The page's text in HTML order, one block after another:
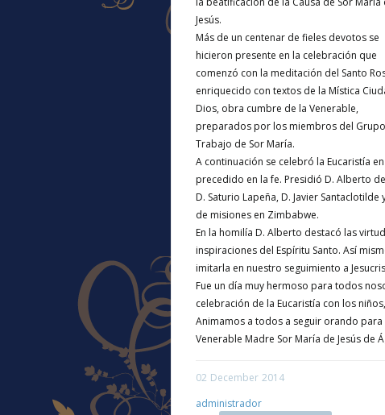
Jesús.
Más de un centenar de fieles devotos se
hicieron presente en la celebración que
comenzó con la meditación del Santo
enriquecido con textos de la Mística
Dios, obra cumbre de la Venerable,
preparados por los miembros del
Trabajo de Sor María.
A continuación se celebró la Eucaristía
precedido en la fe. Presidió D. Alberto
D. Saturio Lapeña, D. Javier
de misiones en Zimbabwe.
En la homilía D. Alberto destacó las
inspiraciones del Espíritu Santo. Así
imitarla en nuestro seguimiento a
Fue un día muy hermoso para todos
celebración de la Eucaristía con los
Animamos a todos a seguir orando
Venerable Madre Sor María de Jesús de
02 December 2014
administrador